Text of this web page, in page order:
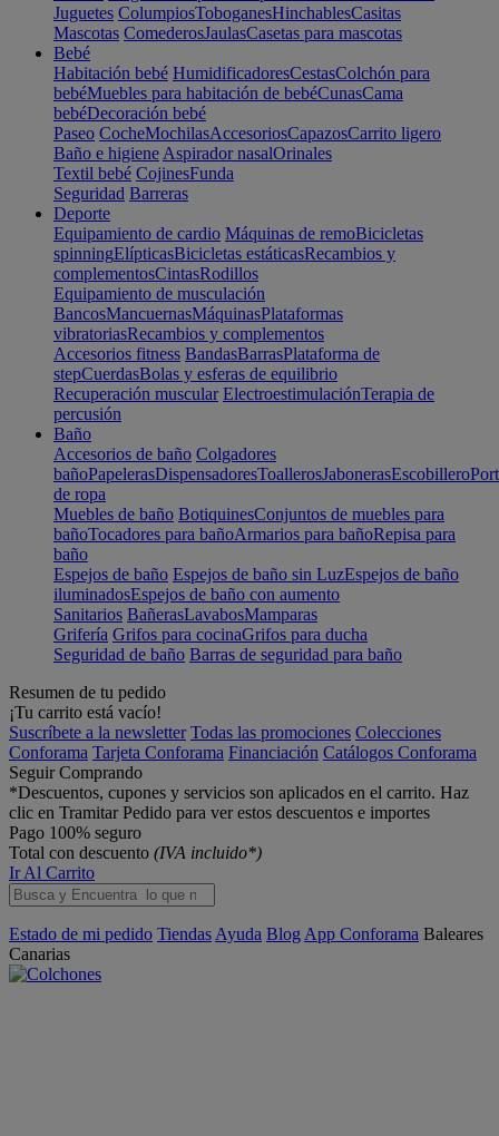
Juguetes ColumpiosToboganesHinchablesCasitas
Mascotas ComederosJaulasCasetas para mascotas
Bebé
Habitación bebé HumidificadoresCestasColchón para
bebéMuebles para habitación de bebéCunasCama
bebéDecoración bebé
Paseo CocheMochilasAccesoriosCapazosCarrito ligero
Baño e higiene Aspirador nasalOrinales
Textil bebé CojinesFunda
Seguridad Barreras
Deporte
Equipamiento de cardio Máquinas de remoBicicletas
spinningElípticasBicicletas estáticasRecambios y
complementosCintasRodillos
Equipamiento de musculación
BancosMancuernasMáquinasPlataformas
vibratoriasRecambios y complementos
Accesorios fitness BandasBarrasPlataforma de
stepCuerdasBolas y esferas de equilibrio
Recuperación muscular ElectroestimulaciónTerapia de
percusión
Baño
Accesorios de baño Colgadores
bañoPapelerasDispensadoresToallerosJabonerasEscobillero
de ropa
Muebles de baño BotiquinesConjuntos de muebles para
bañoTocadores para bañoArmarios para bañoRepisa para
baño
Espejos de baño Espejos de baño sin LuzEspejos de baño
iluminadosEspejos de baño con aumento
Sanitarios BañerasLavabosMamparas
Grifería Grifos para cocinaGrifos para ducha
Seguridad de baño Barras de seguridad para baño
Resumen de tu pedido
¡Tu carrito está vacío!
Suscríbete a la newsletter Todas las promociones Colecciones
Conforama Tarjeta Conforama Financiación Catálogos Conforama
Seguir Comprando
*Descuentos, cupones y servicios son aplicados en el carrito. Haz
clic en Tramitar Pedido para ver estos descuentos e importes
Pago 100% seguro
Total con descuento (IVA incluido*)
Ir Al Carrito
Estado de mi pedido Tiendas Ayuda Blog App Conforama Baleares
Canarias